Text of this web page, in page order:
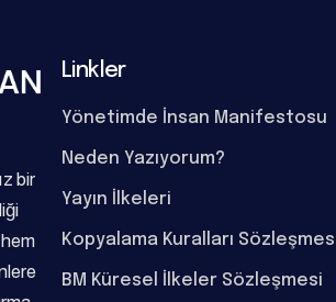
bir
Linkler
Yönetimde İnsan Manifestosu
Neden Yazıyorum?
Yayın İlkeleri
Kopyalama Kuralları
BM Küresel İlkeler Sözleşmesi